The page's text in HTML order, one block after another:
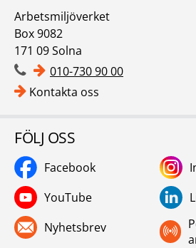
Arbetsmiljöverket
Box 9082
171 09 Solna
010-730 90 00
Kontakta oss
FÖLJ OSS
Facebook
YouTube
Nyhetsbrev